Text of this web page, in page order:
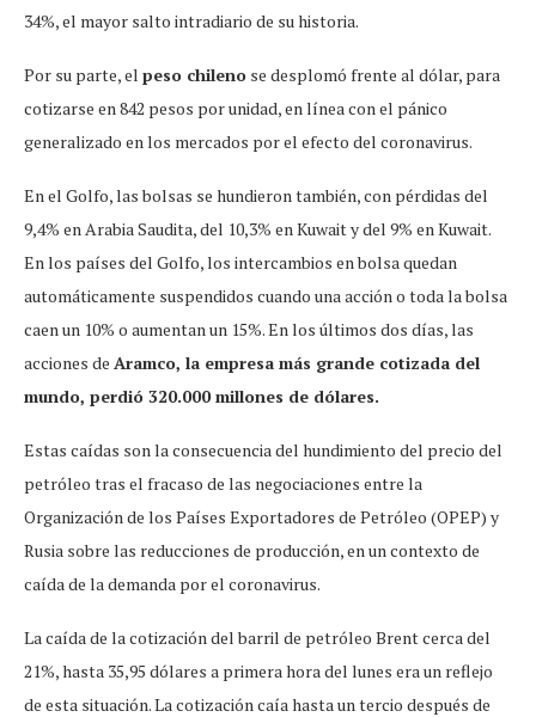
34%, el mayor salto intradiario de su historia.
Por su parte, el peso chileno se desplomó frente al dólar, para
cotizarse en 842 pesos por unidad, en línea con el pánico
generalizado en los mercados por el efecto del coronavirus.
En el Golfo, las bolsas se hundieron también, con pérdidas del
9,4% en Arabia Saudita, del 10,3% en Kuwait y del 9% en Kuwait.
En los países del Golfo, los intercambios en bolsa quedan
automáticamente suspendidos cuando una acción o toda la bolsa
caen un 10% o aumentan un 15%. En los últimos dos días, las
acciones de Aramco, la empresa más grande cotizada del
mundo, perdió 320.000 millones de dólares.
Estas caídas son la consecuencia del hundimiento del precio del
petróleo tras el fracaso de las negociaciones entre la
Organización de los Países Exportadores de Petróleo (OPEP) y
Rusia sobre las reducciones de producción, en un contexto de
caída de la demanda por el coronavirus.
La caída de la cotización del barril de petróleo Brent cerca del
21%, hasta 35,95 dólares a primera hora del lunes era un reflejo
de esta situación. La cotización caía hasta un tercio después de